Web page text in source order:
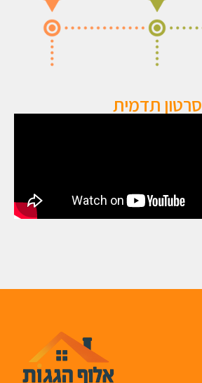
סרטון תדמית